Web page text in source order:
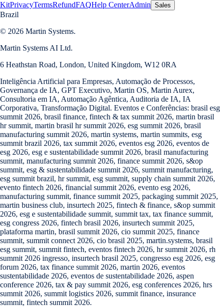
KitPrivacyTermsRefundFAQHelp CenterAdmin Sales
Brazil
© 2026 Martin Systems.
Martin Systems AI Ltd.
6 Heathstan Road, London, United Kingdom, W12 0RA
Inteligência Artificial para Empresas, Automação de Processos,
Governança de IA, GPT Executivo, Martin OS, Martin Aurex,
Consultoria em IA, Automação Agêntica, Auditoria de IA, IA
Corporativa, Transformação Digital. Eventos e Conferências: brasil esg
summit 2026, brasil finance, fintech & tax summit 2026, martin brasil
hr summit, martin brasil hr summit 2026, esg summit 2026, brasil
manufacturing summit 2026, martin systems, martin summits, esg
summit brazil 2026, tax summit 2026, eventos esg 2026, eventos de
esg 2026, esg e sustentabilidade summit 2026, brasil manufacturing
summit, manufacturing summit 2026, finance summit 2026, s&op
summit, esg & sustentabilidade summit 2026, summit manufacturing,
esg summit brazil, hr summit, esg summit, supply chain summit 2026,
evento fintech 2026, financial summit 2026, evento esg 2026,
manufacturing summit, finance summit 2025, packaging summit 2025,
martin business club, insurtech 2025, fintech & finance, s&op summit
2026, esg e sustentabilidade summit, summit tax, tax finance summit,
esg congress 2026, fintech brasil 2026, insurtech summit 2025,
plataforma martin, brasil summit 2026, cio summit 2025, finance
summit, summit connect 2026, cio brasil 2025, martin.systems, brasil
esg summit, summit fintech, eventos fintech 2026, hr summit 2026, rh
summit 2026 ingresso, insurtech brasil 2025, congresso esg 2026, esg
forum 2026, tax finance summit 2026, martin 2026, eventos
sustentabilidade 2026, eventos de sustentabilidade 2026, aspen
conference 2026, tax & pay summit 2026, esg conferences 2026, hrs
summit 2026, summit logistics 2026, summit finance, insurance
summit, fintech summit 2026.